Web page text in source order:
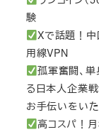
験
Xで話題！中
用線VPN
孤軍奮闘、
る日本人企業
お手伝いをいた
高コスパ！